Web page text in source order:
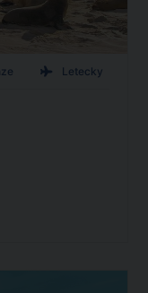
Letecky